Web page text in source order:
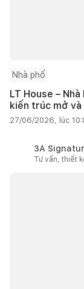
Nhà phố
LT House –
kiến trúc mở
27/06/2026, lúc
3A
Tư vấn, thiết